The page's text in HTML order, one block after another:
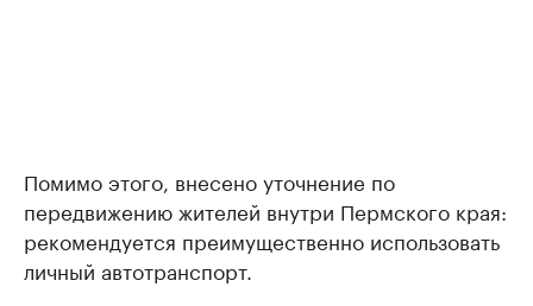
Помимо этого, внесено уточнение по
передвижению жителей внутри Пермского края:
рекомендуется преимущественно использовать
личный автотранспорт.